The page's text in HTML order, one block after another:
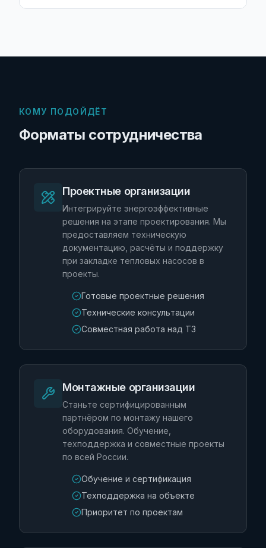
КОМУ ПОДОЙДЁТ
Форматы сотрудничества
Проектные организации
Интегрируйте энергоэффективные
решения на этапе проектирования. Мы
предоставляем техническую
документацию, расчёты и поддержку
при закладке тепловых насосов в
проекты.
Готовые проектные решения
Технические консультации
Совместная работа над ТЗ
Монтажные организации
Станьте сертифицированным
партнёром по монтажу нашего
оборудования. Обучение,
техподдержка и совместные проекты
по всей России.
Обучение и сертификация
Техподдержка на объекте
Приоритет по проектам